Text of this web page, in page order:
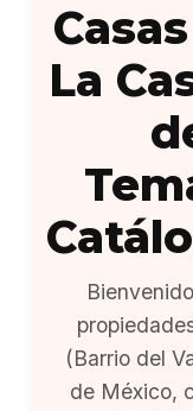
La
(Barrio del
de México,